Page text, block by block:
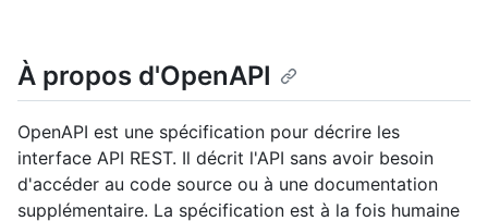
À propos d'OpenAPI
OpenAPI est une spécification pour décrire les
interface API REST. Il décrit l'API sans avoir besoin
d'accéder au code source ou à une documentation
supplémentaire. La spécification est à la fois humaine